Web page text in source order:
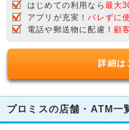
はじめての利用なら 最大
アプリが充実！バレずに
電話や郵送物に配慮！ 顧
詳細は
プロミスの店舗・ATM一